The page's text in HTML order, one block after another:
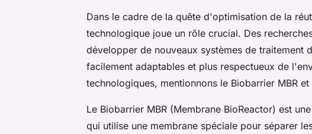
Dans le cadre de la quête d'optimisation de la
technologique joue un rôle crucial. Des
développer de nouveaux systèmes de traitement
facilement adaptables et plus respectueux de
technologiques, mentionnons le Biobarrier MBR et
Le Biobarrier MBR (Membrane BioReactor) est
qui utilise une membrane spéciale pour séparer